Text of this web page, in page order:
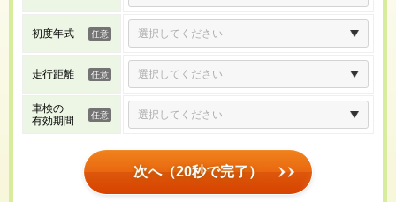
初度年式
走行距離
車検の
有効期間
次へ（20秒で完了）